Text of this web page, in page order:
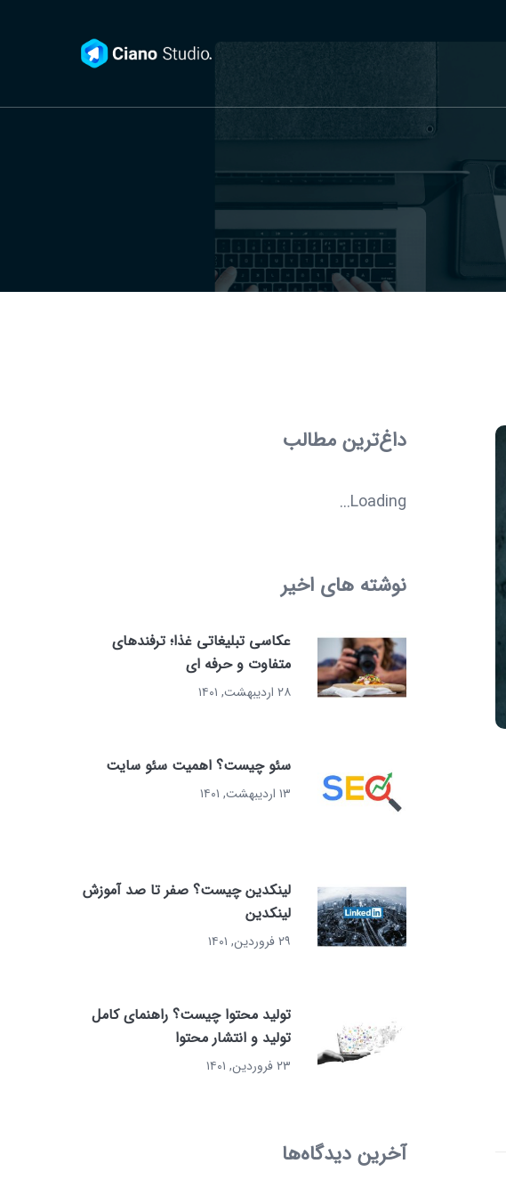
داغ‌ترین مطالب
Loading...
نوشته های اخیر
عکاسی تبلیغاتی غذا؛ ترفندهای
متفاوت و حرفه ای
۲۸ اردیبهشت, ۱۴۰۱
سئو چیست؟ اهمیت سئو سایت
۱۳ اردیبهشت, ۱۴۰۱
لینکدین چیست؟ صفر تا صد آموزش
لینکدین
۲۹ فروردین, ۱۴۰۱
تولید محتوا چیست؟ راهنمای کامل
تولید و انتشار محتوا
۲۳ فروردین, ۱۴۰۱
آخرین دیدگاه‌ها